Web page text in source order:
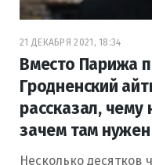
21 ДЕКАБРЯ 2021, 18:34
Вместо Парижа
Гродненский
рассказал,
зачем там
Несколько десятков